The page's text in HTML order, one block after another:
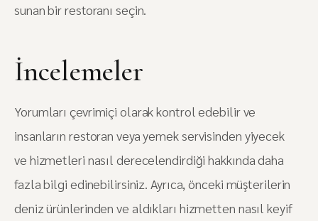
sunan bir restoranı seçin.
İncelemeler
Yorumları çevrimiçi olarak kontrol edebilir ve
insanların restoran veya yemek servisinden yiyecek
ve hizmetleri nasıl derecelendirdiği hakkında daha
fazla bilgi edinebilirsiniz. Ayrıca, önceki müşterilerin
deniz ürünlerinden ve aldıkları hizmetten nasıl keyif